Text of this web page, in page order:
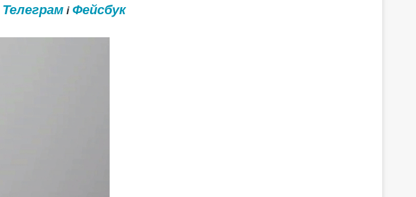
Телеграмі Фейсбук